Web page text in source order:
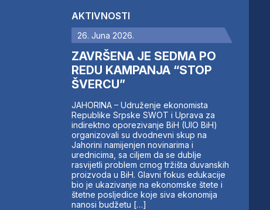
AKTIVNOSTI
26. Juna 2026.
ZAVRŠENA JE SEDMA PO
REDU KAMPANJA “STOP
ŠVERCU”
JAHORINA – Udruženje ekonomista
Republike Srpske SWOT i Uprava za
indirektno oporezivanje BiH (UIO BiH)
organizovali su dvodnevni skup na
Jahorini namijenjen novinarima i
urednicima, sa ciljem da se dublje
rasvijetli problem crnog tržišta duvanskih
proizvoda u BiH. Glavni fokus edukacije
bio je ukazivanje na ekonomske štete i
štetne posljedice koje siva ekonomija
nanosi budžetu […]